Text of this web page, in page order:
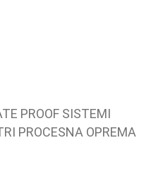
PROOF SISTEMI
PROCESNA OPREMA